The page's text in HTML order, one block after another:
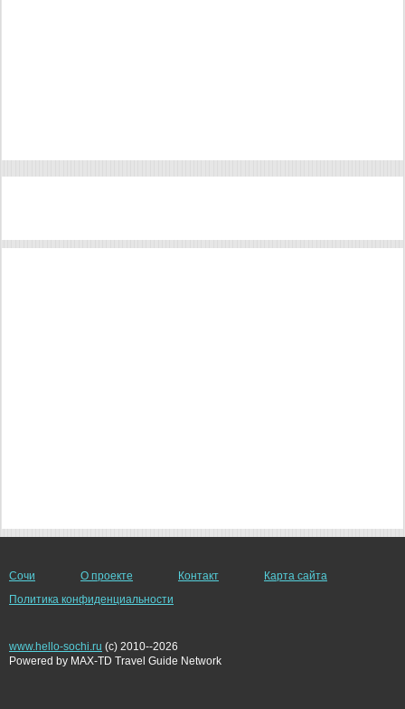
Сочи О проекте Контакт
Карта сайта
Политика конфиденциальности
www.hello-sochi.ru (c) 2010--2026
Powered by MAX-TD Travel Guide Network